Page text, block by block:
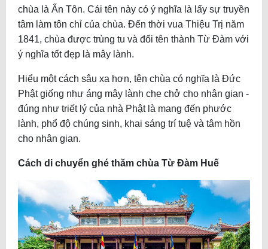
chùa là Ấn Tôn. Cái tên này có ý nghĩa là lấy sự truyền
tâm làm tôn chỉ của chùa. Đến thời vua Thiệu Trị năm
1841, chùa được trùng tu và đổi tên thành Từ Đàm với
ý nghĩa tốt đẹp là mây lành.
Hiểu một cách sâu xa hơn, tên chùa có nghĩa là Đức
Phật giống như áng mây lành che chở cho nhân gian -
đúng như triết lý của nhà Phật là mang đến phước
lành, phổ độ chúng sinh, khai sáng trí tuệ và tâm hồn
cho nhân gian.
Cách di chuyển ghé thăm chùa Từ Đàm Huế